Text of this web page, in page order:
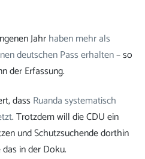
Jahrhaben mehr als
deutschen Pass erhalten– so
der Erfassung.
dassRuanda systematisch
. Trotzdem will die CDU ein
und Schutzsuchende dorthin
in der Doku.